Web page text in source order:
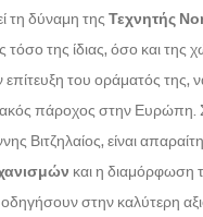
τη δύναμη της Τεχνητής
τόσο της ίδιας, όσο και της
επίτευξη του οράματός της,
πάροχος στην Ευρώπη.
Βιτζηλαίος, είναι
και η διαμόρφωση
στην καλύτερη